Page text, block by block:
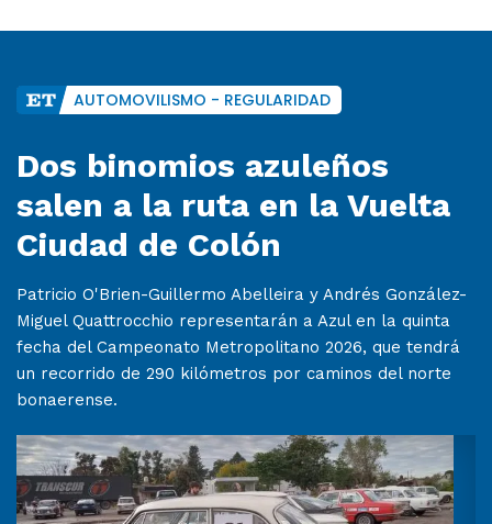
AUTOMOVILISMO - REGULARIDAD
Dos binomios azuleños
salen a la ruta en la Vuelta
Ciudad de Colón
Patricio O'Brien-Guillermo Abelleira y Andrés González-
Miguel Quattrocchio representarán a Azul en la quinta
fecha del Campeonato Metropolitano 2026, que tendrá
un recorrido de 290 kilómetros por caminos del norte
bonaerense.